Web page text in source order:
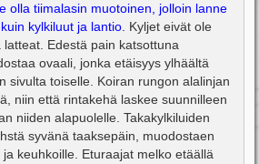
olla tiimalasin muotoinen, jolloin lanne
kylkiluut ja lantio. Kyljet eivät ole
Edestä pain katsottuna
ovaali, jonka etäisyys ylhäältä
sivulta toiselle. Koiran rungon alalinjan
niin että rintakehä laskee suunnilleen
niiden alapuolelle. Takakylkiluiden
syvänä taaksepäin, muodostaen
keuhkoille. Eturaajat melko etäällä